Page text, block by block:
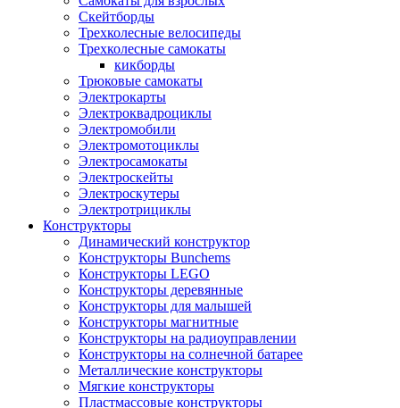
Скейтборды
Трехколесные велосипеды
Трехколесные самокаты
кикборды
Трюковые самокаты
Электрокарты
Электроквадроциклы
Электромобили
Электромотоциклы
Электросамокаты
Электроскейты
Электроскутеры
Электротрициклы
Конструкторы
Динамический конструктор
Конструкторы Bunchems
Конструкторы LEGO
Конструкторы деревянные
Конструкторы для малышей
Конструкторы магнитные
Конструкторы на радиоуправлении
Конструкторы на солнечной батарее
Металлические конструкторы
Мягкие конструкторы
Пластмассовые конструкторы